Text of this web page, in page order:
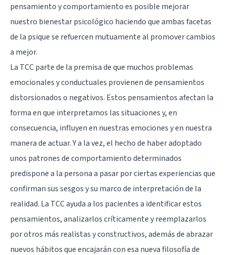
pensamiento y comportamiento es posible mejorar
nuestro bienestar psicológico haciendo que ambas facetas
de la psique se refuercen mutuamente al promover cambios
a mejor.
La TCC parte de la premisa de que muchos problemas
emocionales y conductuales provienen de pensamientos
distorsionados o negativos. Estos pensamientos afectan la
forma en que interpretamos las situaciones y, en
consecuencia, influyen en nuestras emociones y en nuestra
manera de actuar. Y a la vez, el hecho de haber adoptado
unos patrones de comportamiento determinados
predispone a la persona a pasar por ciertas experiencias que
confirman sus sesgos y su marco de interpretación de la
realidad. La TCC ayuda a los pacientes a identificar estos
pensamientos, analizarlos críticamente y reemplazarlos
por otros más realistas y constructivos, además de abrazar
nuevos hábitos que encajarán con esa nueva filosofía de